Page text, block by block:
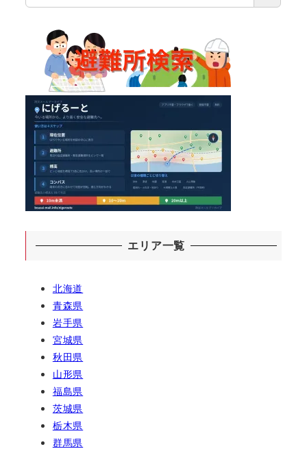
エリア一覧
北海道
青森県
岩手県
宮城県
秋田県
山形県
福島県
茨城県
栃木県
群馬県